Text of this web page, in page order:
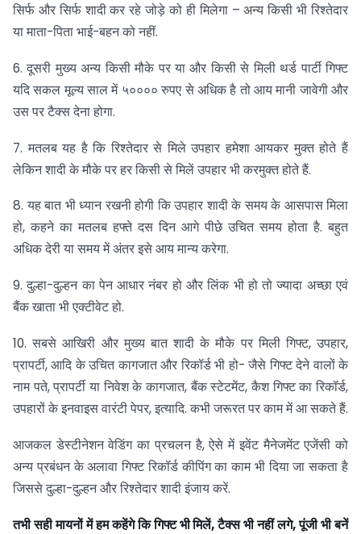
सिर्फ और सिर्फ शादी कर रहे जोड़े को ही मिलेगा – अन्य किसी भी रिश्तेदार
या माता-पिता भाई-बहन को नहीं.
6. दूसरी मुख्य अन्य किसी मौके पर या और किसी से मिली थर्ड पार्टी गिफ्ट
यदि सकल मूल्य साल में ५०००० रुपए से अधिक है तो आय मानी जावेगी और
उस पर टैक्स देना होगा.
7. मतलब यह है कि रिश्तेदार से मिले उपहार हमेशा आयकर मुक्त होते हैं
लेकिन शादी के मौके पर हर किसी से मिलें उपहार भी करमुक्त होते हैं.
8. यह बात भी ध्यान रखनी होगी कि उपहार शादी के समय के आसपास मिला
हो, कहने का मतलब हफ्ते दस दिन आगे पीछे उचित समय होता है. बहुत
अधिक देरी या समय में अंतर इसे आय मान्य करेगा.
9. दुल्हा-दुल्हन का पेन आधार नंबर हो और लिंक भी हो तो ज्यादा अच्छा एवं
बैंक खाता भी एक्टीवेट हो.
10. सबसे आखिरी और मुख्य बात शादी के मौके पर मिली गिफ्ट, उपहार,
प्रापर्टी, आदि के उचित कागजात और रिकॉर्ड भी हो- जैसे गिफ्ट देने वालों के
नाम पते, प्रापर्टी या निवेश के कागजात, बैंक स्टेटमेंट, कैश गिफ्ट का रिकॉर्ड,
उपहारों के इनवाइस वारंटी पेपर, इत्यादि. कभी जरूरत पर काम में आ सकते हैं.
आजकल डेस्टीनेशन वेडिंग का प्रचलन है, ऐसे में इवेंट मैनेजमेंट एजेंसी को
अन्य प्रबंधन के अलावा गिफ्ट रिकॉर्ड कीपिंग का काम भी दिया जा सकता है
जिससे दुल्हा-दुल्हन और रिश्तेदार शादी इंजाय करें.
तभी सही मायनों में हम कहेंगे कि गिफ्ट भी मिलें, टैक्स भी नहीं लगे, पूंजी भी बनें